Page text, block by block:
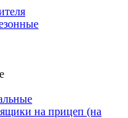
на прицеп (на